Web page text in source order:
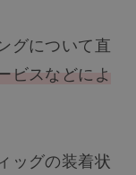
グについて直
ビスなどによ
ッグの装着状